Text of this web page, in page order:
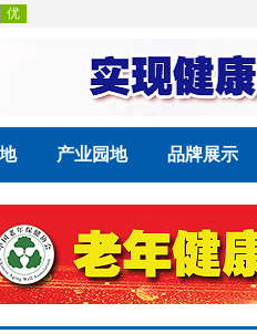
产业园地 品牌展示